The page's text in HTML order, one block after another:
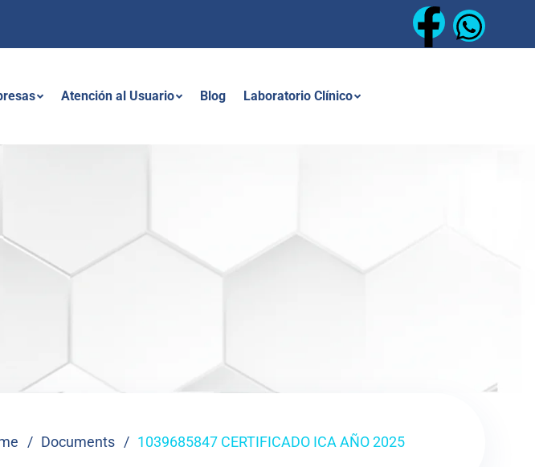
Atención al Usuario Blog Laboratorio Clínico
Documents 1039685847 CERTIFICADO ICA AÑO 2025